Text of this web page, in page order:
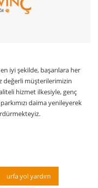
iyi şekilde, başarılara her
değerli müşterilerimizin
hizmet ilkesiyle, genç
daima yenileyerek
urfa yol yardım